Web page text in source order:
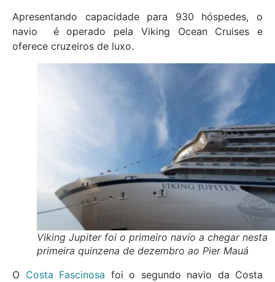
Apresentando capacidade para 930 hóspedes, o
navio é operado pela Viking Ocean Cruises e
oferece cruzeiros de luxo.
Viking Jupiter foi o primeiro navio a chegar nesta
primeira quinzena de dezembro ao Pier Mauá
O Costa Fascinosa foi o segundo navio da Costa